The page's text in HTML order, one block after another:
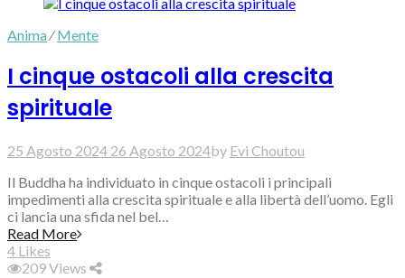
Anima⁄Mente
I cinque ostacoli alla crescita
spirituale
25 Agosto 2024 26 Agosto 2024by Evi Choutou
Il Buddha ha individuato in cinque ostacoli i principali
impedimenti alla crescita spirituale e alla libertà dell’uomo. Egli
ci lancia una sfida nel bel…
Read More
4 Likes
209Views